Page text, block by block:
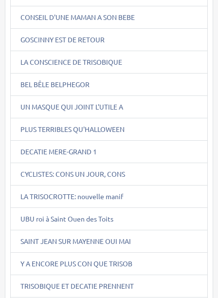
CONSEIL D'UNE MAMAN A SON BEBE
GOSCINNY EST DE RETOUR
LA CONSCIENCE DE TRISOBIQUE
BEL BÊLE BELPHEGOR
UN MASQUE QUI JOINT L'UTILE A
PLUS TERRIBLES QU'HALLOWEEN
DECATIE MERE-GRAND 1
CYCLISTES: CONS UN JOUR, CONS
LA TRISOCROTTE: nouvelle manif
UBU roi à Saint Ouen des Toits
SAINT JEAN SUR MAYENNE OUI MAI
Y A ENCORE PLUS CON QUE TRISOB
TRISOBIQUE ET DECATIE PRENNENT